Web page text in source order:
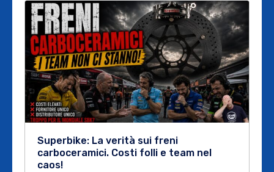
Superbike: La verità sui freni
carboceramici. Costi folli e team nel
caos!